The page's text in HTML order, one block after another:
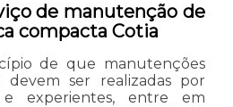
de manutenção de
compacta Cotia
de que manutenções
devem ser realizadas por
e experientes, entre em